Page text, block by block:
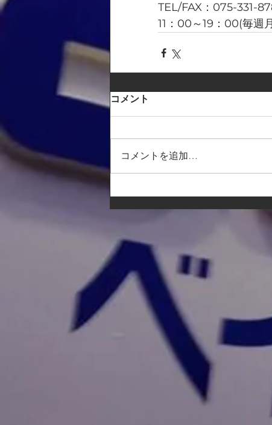
TEL/FAX：075-331-
11：00～19：00(毎週
コメント
コメントを追加…